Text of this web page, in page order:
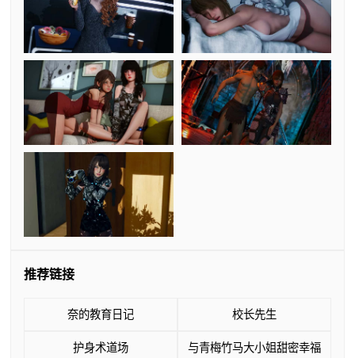
推荐链接
奈的教育日记 校长先生
护身术道场
与青梅竹马大小姐甜密幸福